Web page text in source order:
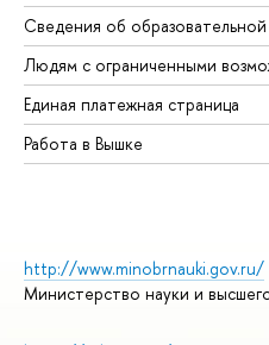
Сведения об образовательной
Людям с ограниченными
Единая платежная страница
Работа в Вышке
http://www.minobrnauki.gov.ru/
Министерство науки и